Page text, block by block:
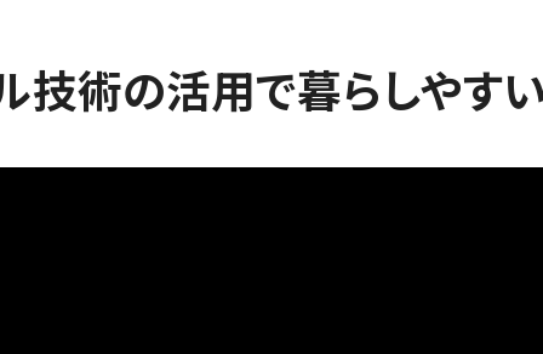
技術の活用で暮らしやす